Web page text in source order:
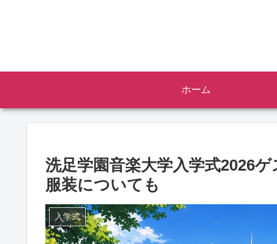
ホーム
洗足学園音楽大学入学式2026
服装についても
入学式